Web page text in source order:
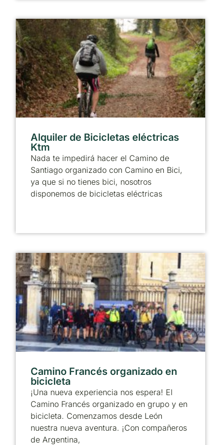
Alquiler de Bicicletas eléctricas
Ktm
Nada te impedirá hacer el Camino de
Santiago organizado con Camino en Bici,
ya que si no tienes bici, nosotros
disponemos de bicicletas eléctricas
Camino Francés organizado en
bicicleta
¡Una nueva experiencia nos espera! El
Camino Francés organizado en grupo y en
bicicleta. Comenzamos desde León
nuestra nueva aventura. ¡Con compañeros
de Argentina,